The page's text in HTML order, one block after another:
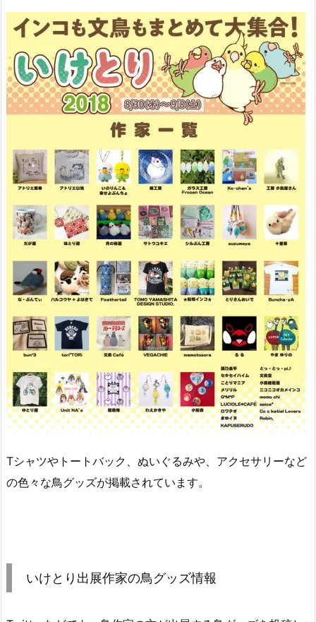
Tシャツやトートバック、ぬいぐるみや、アクセサリーなど
の色々な鳥グッズが掲載されています。
いけとり出展作家の鳥グッズ情報